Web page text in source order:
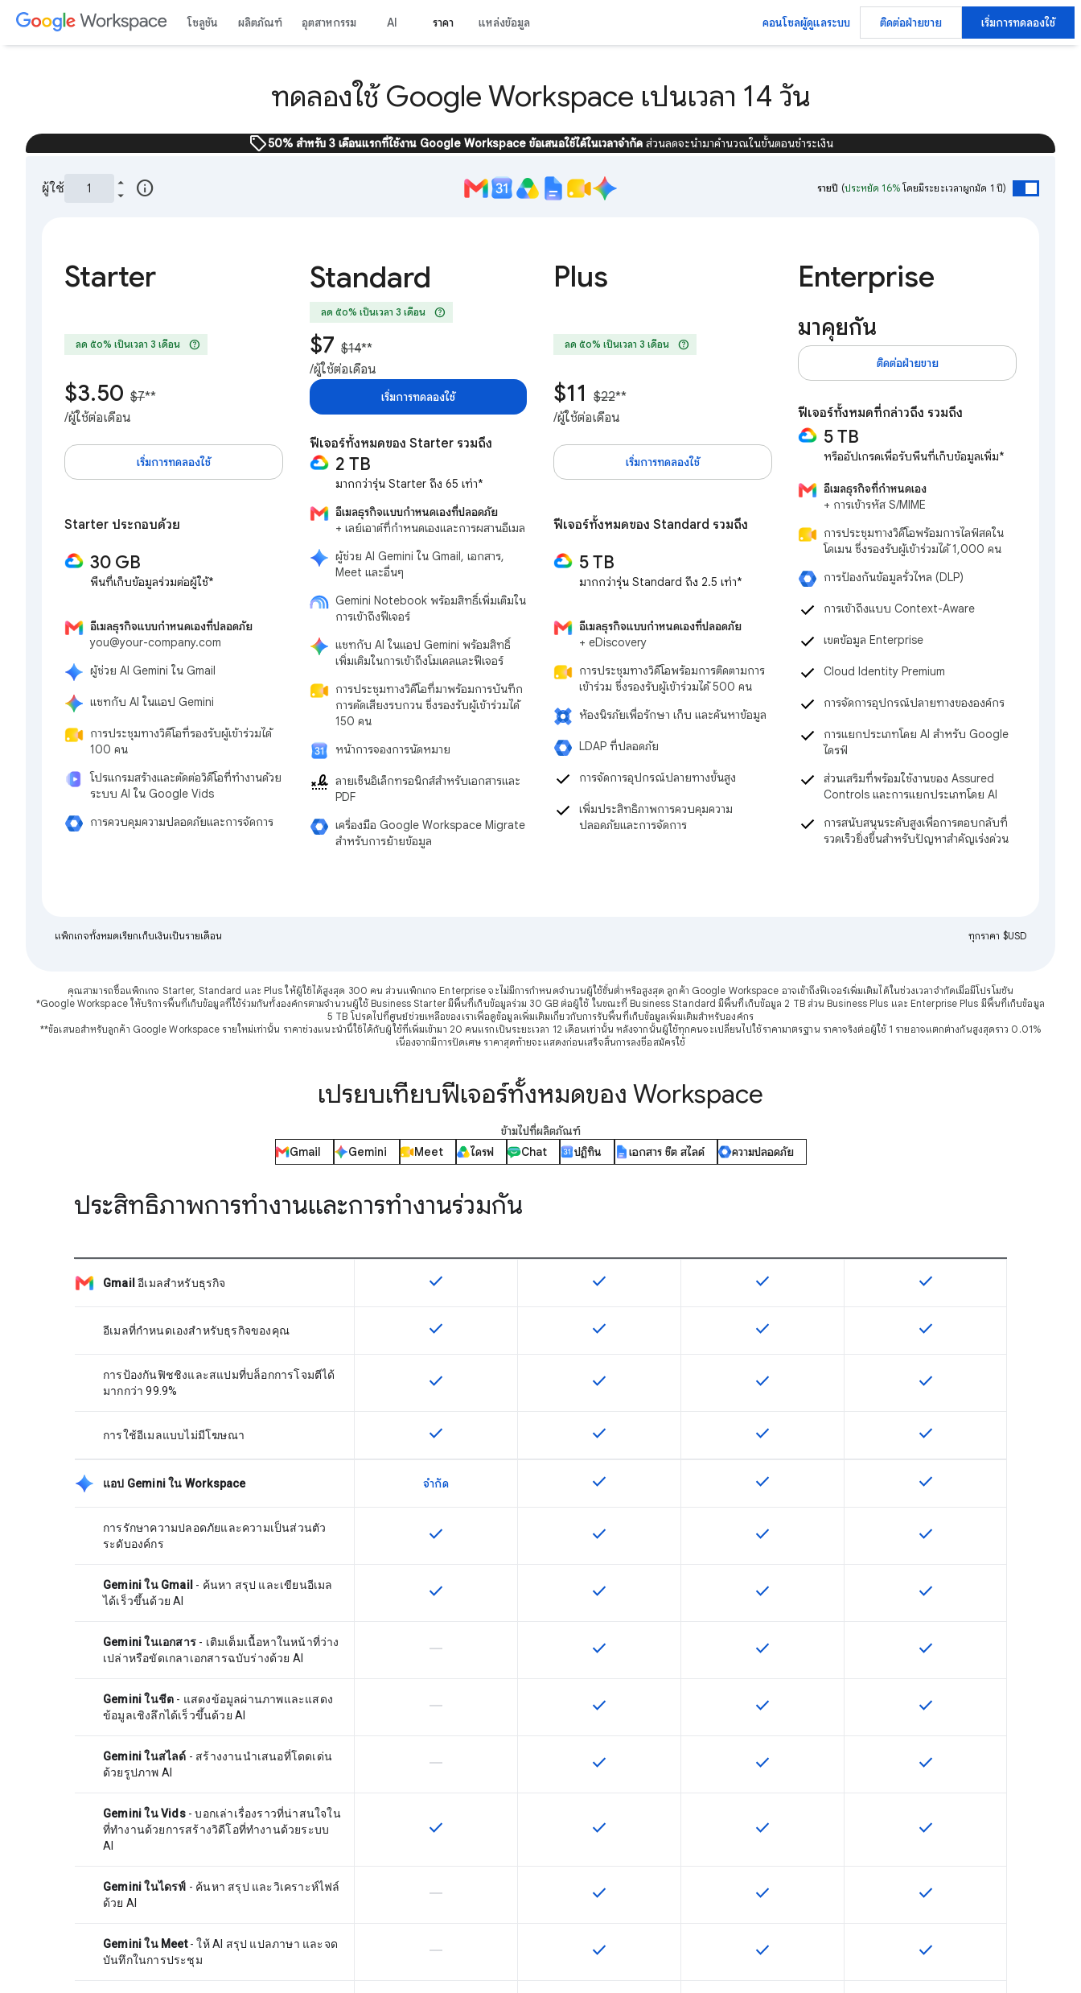
โซลูชัน ผลิตภัณฑ์ อุตสาหกรรม AI ราคา แหล่งข้อมูล คอนโซลผู้ดูแลระบบ ติดต่อฝ่ายขาย เริ่มการทดลองใช้
ทดลองใช้ Google Workspace เป็นเวลา 14 วัน
sell50% สำหรับ 3 เดือนแรกที่ใช้งาน Google Workspace ข้อเสนอใช้ได้ในเวลาจำกัด ส่วนลดจะนำมาคำนวณในขั้นตอนชำระเงิน
ผู้ใช้ info รายปี (ประหยัด 16%โดยมีระยะเวลาผูกมัด 1 ปี)
Starter
ลด ๕๐% เป็นเวลา 3 เดือน help
$3.50 $7**
/ผู้ใช้ต่อเดือน
เริ่มการทดลองใช้
Starter ประกอบด้วย
30 GB
พื้นที่เก็บข้อมูลร่วมต่อผู้ใช้*
อีเมลธุรกิจแบบกำหนดเองที่ปลอดภัย
you@your-company.com
ผู้ช่วย AI Gemini ใน Gmail
แชทกับ AI ในแอป Gemini
การประชุมทางวิดีโอที่รองรับผู้เข้าร่วมได้
100 คน
โปรแกรมสร้างและตัดต่อวิดีโอที่ทำงานด้วย
ระบบ AI ใน Google Vids
การควบคุมความปลอดภัยและการจัดการ
Standard
ลด ๕๐% เป็นเวลา 3 เดือน help
$7 $14**
/ผู้ใช้ต่อเดือน
เริ่มการทดลองใช้
ฟีเจอร์ทั้งหมดของ Starter รวมถึง
2 TB
มากกว่ารุ่น Starter ถึง 65 เท่า*
อีเมลธุรกิจแบบกำหนดเองที่ปลอดภัย
+ เลย์เอาต์ที่กำหนดเองและการผสานอีเมล
ผู้ช่วย AI Gemini ใน Gmail, เอกสาร,
Meet และอื่นๆ
Gemini Notebook พร้อมสิทธิ์เพิ่มเติมใน
การเข้าถึงฟีเจอร์
แชทกับ AI ในแอป Gemini พร้อมสิทธิ์
เพิ่มเติมในการเข้าถึงโมเดลและฟีเจอร์
การประชุมทางวิดีโอที่มาพร้อมการบันทึก
การตัดเสียงรบกวน ซึ่งรองรับผู้เข้าร่วมได้
150 คน
หน้าการจองการนัดหมาย
ลายเซ็นอิเล็กทรอนิกส์สำหรับเอกสารและ
PDF
เครื่องมือ Google Workspace Migrate
สำหรับการย้ายข้อมูล
Plus
ลด ๕๐% เป็นเวลา 3 เดือน help
$11 $22**
/ผู้ใช้ต่อเดือน
เริ่มการทดลองใช้
ฟีเจอร์ทั้งหมดของ Standard รวมถึง
5 TB
มากกว่ารุ่น Standard ถึง 2.5 เท่า*
อีเมลธุรกิจแบบกำหนดเองที่ปลอดภัย
+ eDiscovery
การประชุมทางวิดีโอพร้อมการติดตามการ
เข้าร่วม ซึ่งรองรับผู้เข้าร่วมได้ 500 คน
ห้องนิรภัยเพื่อรักษา เก็บ และค้นหาข้อมูล
LDAP ที่ปลอดภัย
การจัดการอุปกรณ์ปลายทางขั้นสูง
เพิ่มประสิทธิภาพการควบคุมความ
ปลอดภัยและการจัดการ
Enterprise
มาคุยกัน
ติดต่อฝ่ายขาย
ฟีเจอร์ทั้งหมดที่กล่าวถึง รวมถึง
5 TB
หรืออัปเกรดเพื่อรับพื้นที่เก็บข้อมูลเพิ่ม*
อีเมลธุรกิจที่กำหนดเอง
+ การเข้ารหัส S/MIME
การประชุมทางวิดีโอพร้อมการไลฟ์สดใน
โดเมน ซึ่งรองรับผู้เข้าร่วมได้ 1,000 คน
การป้องกันข้อมูลรั่วไหล (DLP)
การเข้าถึงแบบ Context-Aware
เขตข้อมูล Enterprise
Cloud Identity Premium
การจัดการอุปกรณ์ปลายทางขององค์กร
การแยกประเภทโดย AI สำหรับ Google
ไดรฟ์
ส่วนเสริมที่พร้อมใช้งานของ Assured
Controls และการแยกประเภทโดย AI
การสนับสนุนระดับสูงเพื่อการตอบกลับที่
รวดเร็วยิ่งขึ้นสำหรับปัญหาสำคัญเร่งด่วน
แพ็กเกจทั้งหมดเรียกเก็บเงินเป็นรายเดือน ทุกราคา $USD
คุณสามารถซื้อแพ็กเกจ Starter, Standard และ Plus ให้ผู้ใช้ได้สูงสุด 300 คน ส่วนแพ็กเกจ Enterprise จะไม่มีการกำหนดจำนวนผู้ใช้ขั้นต่ำหรือสูงสุด ลูกค้า Google Workspace อาจเข้าถึงฟีเจอร์เพิ่มเติมได้ในช่วงเวลาจำกัดเมื่อมีโปรโมชัน
*Google Workspace ให้บริการพื้นที่เก็บข้อมูลที่ใช้ร่วมกันทั้งองค์กรตามจำนวนผู้ใช้ Business Starter มีพื้นที่เก็บข้อมูลร่วม 30 GB ต่อผู้ใช้ ในขณะที่ Business Standard มีพื้นที่เก็บข้อมูล 2 TB ส่วน Business Plus และ Enterprise Plus มีพื้นที่เก็บข้อมูล
5 TB โปรดไปที่ศูนย์ช่วยเหลือของเราเพื่อดูข้อมูลเพิ่มเติมเกี่ยวกับการรับพื้นที่เก็บข้อมูลเพิ่มเติมสำหรับองค์กร
**ข้อเสนอสำหรับลูกค้า Google Workspace รายใหม่เท่านั้น ราคาช่วงแนะนำนี้ใช้ได้กับผู้ใช้ที่เพิ่มเข้ามา 20 คนแรกเป็นระยะเวลา 12 เดือนเท่านั้น หลังจากนั้นผู้ใช้ทุกคนจะเปลี่ยนไปใช้ราคามาตรฐาน ราคาจริงต่อผู้ใช้ 1 รายอาจแตกต่างกันสูงสุดราว 0.01%
เนื่องจากมีการปัดเศษ ราคาสุดท้ายจะแสดงก่อนเสร็จสิ้นการลงชื่อสมัครใช้
เปรียบเทียบฟีเจอร์ทั้งหมดของ Workspace
ข้ามไปที่ผลิตภัณฑ์
Gmail
Gemini Meet ไดรฟ์ Chat ปฏิทิน เอกสาร ชีต สไลด์ ความปลอดภัย
ประสิทธิภาพการทำงานและการทำงานร่วมกัน
Gmail อีเมลสำหรับธุรกิจ ฟีเจอร์นี้ใช้ได้กับ SKU
check ฟีเจอร์นี้ใช้ได้กับ SKU
check ฟีเจอร์นี้ใช้ได้กับ SKU
check ฟีเจอร์นี้ใช้ได้กับ SKU
check
อีเมลที่กำหนดเองสำหรับธุรกิจของคุณ ฟีเจอร์นี้ใช้ได้กับ SKU
check ฟีเจอร์นี้ใช้ได้กับ SKU
check ฟีเจอร์นี้ใช้ได้กับ SKU
check ฟีเจอร์นี้ใช้ได้กับ SKU
check
การป้องกันฟิชชิงและสแปมที่บล็อกการโจมตีได้
มากกว่า 99.9%
ฟีเจอร์นี้ใช้ได้กับ SKU
check ฟีเจอร์นี้ใช้ได้กับ SKU
check ฟีเจอร์นี้ใช้ได้กับ SKU
check ฟีเจอร์นี้ใช้ได้กับ SKU
check
การใช้อีเมลแบบไม่มีโฆษณา ฟีเจอร์นี้ใช้ได้กับ SKU
check ฟีเจอร์นี้ใช้ได้กับ SKU
check ฟีเจอร์นี้ใช้ได้กับ SKU
check ฟีเจอร์นี้ใช้ได้กับ SKU
check
แอป Gemini ใน Workspace จำกัด ฟีเจอร์นี้ใช้ได้กับ SKU
check ฟีเจอร์นี้ใช้ได้กับ SKU
check ฟีเจอร์นี้ใช้ได้กับ SKU
check
การรักษาความปลอดภัยและความเป็นส่วนตัว
ระดับองค์กร
ฟีเจอร์นี้ใช้ได้กับ SKU
check ฟีเจอร์นี้ใช้ได้กับ SKU
check ฟีเจอร์นี้ใช้ได้กับ SKU
check ฟีเจอร์นี้ใช้ได้กับ SKU
check
Gemini ใน Gmail - ค้นหา สรุป และเขียนอีเมล
ได้เร็วขึ้นด้วย AI
ฟีเจอร์นี้ใช้ได้กับ SKU
check ฟีเจอร์นี้ใช้ได้กับ SKU
check ฟีเจอร์นี้ใช้ได้กับ SKU
check ฟีเจอร์นี้ใช้ได้กับ SKU
check
Gemini ในเอกสาร - เติมเต็มเนื้อหาในหน้าที่ว่าง
เปล่าหรือขัดเกลาเอกสารฉบับร่างด้วย AI
ฟีเจอร์นี้ใช้ไม่ได้กับ SKU นี้
horizontal_rule ฟีเจอร์นี้ใช้ได้กับ SKU
check ฟีเจอร์นี้ใช้ได้กับ SKU
check ฟีเจอร์นี้ใช้ได้กับ SKU
check
Gemini ในชีต - แสดงข้อมูลผ่านภาพและแสดง
ข้อมูลเชิงลึกได้เร็วขึ้นด้วย AI
ฟีเจอร์นี้ใช้ไม่ได้กับ SKU นี้
horizontal_rule ฟีเจอร์นี้ใช้ได้กับ SKU
check ฟีเจอร์นี้ใช้ได้กับ SKU
check ฟีเจอร์นี้ใช้ได้กับ SKU
check
Gemini ในสไลด์ - สร้างงานนำเสนอที่โดดเด่น
ด้วยรูปภาพ AI
ฟีเจอร์นี้ใช้ไม่ได้กับ SKU นี้
horizontal_rule ฟีเจอร์นี้ใช้ได้กับ SKU
check ฟีเจอร์นี้ใช้ได้กับ SKU
check ฟีเจอร์นี้ใช้ได้กับ SKU
check
Gemini ใน Vids- บอกเล่าเรื่องราวที่น่าสนใจใน
ที่ทำงานด้วยการสร้างวิดีโอที่ทำงานด้วยระบบ
AI
ฟีเจอร์นี้ใช้ได้กับ SKU
check ฟีเจอร์นี้ใช้ได้กับ SKU
check ฟีเจอร์นี้ใช้ได้กับ SKU
check ฟีเจอร์นี้ใช้ได้กับ SKU
check
Gemini ในไดรฟ์ - ค้นหา สรุป และวิเคราะห์ไฟล์
ด้วย AI
ฟีเจอร์นี้ใช้ไม่ได้กับ SKU นี้
horizontal_rule ฟีเจอร์นี้ใช้ได้กับ SKU
check ฟีเจอร์นี้ใช้ได้กับ SKU
check ฟีเจอร์นี้ใช้ได้กับ SKU
check
Gemini ใน Meet- ให้ AI สรุป แปลภาษา และจด
บันทึกในการประชุม
ฟีเจอร์นี้ใช้ไม่ได้กับ SKU นี้
horizontal_rule ฟีเจอร์นี้ใช้ได้กับ SKU
check ฟีเจอร์นี้ใช้ได้กับ SKU
check ฟีเจอร์นี้ใช้ได้กับ SKU
check